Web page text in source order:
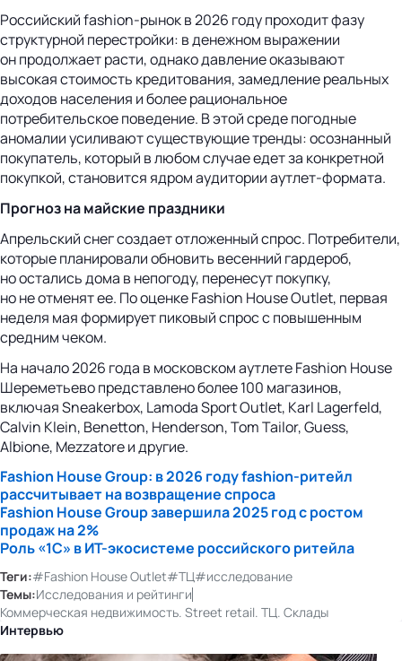
Российский fashion-рынок в 2026 году проходит фазу
структурной перестройки: в денежном выражении
он продолжает расти, однако давление оказывают
высокая стоимость кредитования, замедление реальных
доходов населения и более рациональное
потребительское поведение. В этой среде погодные
аномалии усиливают существующие тренды: осознанный
покупатель, который в любом случае едет за конкретной
покупкой, становится ядром аудитории аутлет-формата.
Прогноз на майские праздники
Апрельский снег создает отложенный спрос. Потребители,
которые планировали обновить весенний гардероб,
но остались дома в непогоду, перенесут покупку,
но не отменят ее. По оценке Fashion House Outlet, первая
неделя мая формирует пиковый спрос с повышенным
средним чеком.
На начало 2026 года в московском аутлете Fashion House
Шереметьево представлено более 100 магазинов,
включая Sneakerbox, Lamoda Sport Outlet, Karl Lagerfeld,
Calvin Klein, Benetton, Henderson, Tom Tailor, Guess,
Albione, Mezzatore и другие.
Fashion House Group: в 2026 годуfashion-ритейл
рассчитывает на возвращение спроса
Fashion House Group завершила 2025 год с ростом
продаж на 2%
Роль «1С» в ИТ-экосистеме российского ритейла
Теги:#Fashion House Outlet#ТЦ#исследование
Темы:Исследования и рейтинги
Коммерческая недвижимость. Street retail. ТЦ. Склады
Интервью